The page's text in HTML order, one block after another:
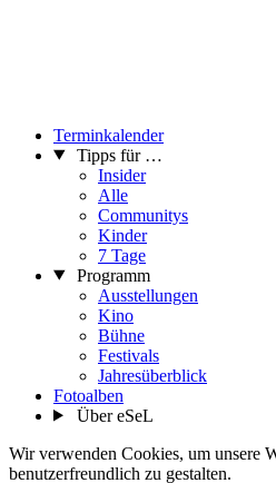
Terminkalender
Tipps für …
Insider
Alle
Communitys
Kinder
7 Tage
Programm
Ausstellungen
Kino
Bühne
Festivals
Jahresüberblick
Fotoalben
Über eSeL
Wir verwenden Cookies, um unsere
benutzerfreundlich zu gestalten.